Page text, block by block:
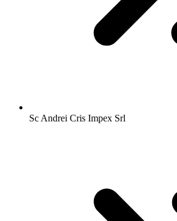
Sc Andrei Cris Impex Srl